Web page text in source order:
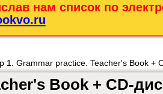
нам список по
1. Grammar practice. Teacher's Book +
Book + CD-